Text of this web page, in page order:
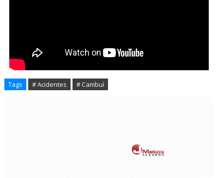
Tags # Acidentes # Cambuí